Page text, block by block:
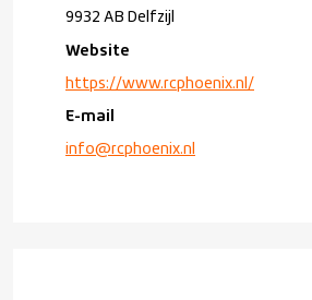
9932 AB Delfzijl
Website
https://www.rcphoenix.nl/
E-mail
info@rcphoenix.nl